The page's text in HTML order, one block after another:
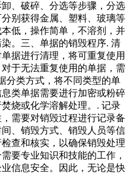
、破碎、分选等步骤，分选
别获得金属、塑料、玻璃等
低，操作简单，不溶剂，并
。三、单据的销毁程序. 清
据进行清理，将可重复使用
于无法重复使用的单据，需
分类方式，将不同类型的单
类单据需要进行加密或粉碎
烧或化学溶解处理。. 记录
需要对销毁过程进行记录备
、销毁方式、销毁人员等信
查和核实，以确保销毁处理
要专业知识和技能的工作，
信息安全。因此，无论是快